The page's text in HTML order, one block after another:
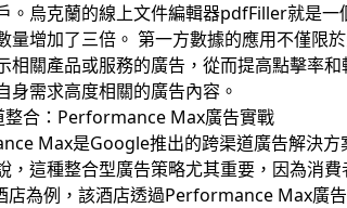
。烏克蘭的線上文件編輯器pdfFiller就是
量增加了三倍。 第一方數據的應用不僅限
相關產品或服務的廣告，從而提高點擊率
身需求高度相關的廣告內容。
整合：Performance Max廣告實戰
Max是Google推出的跨渠道廣告解決方
，這種整合型廣告策略尤其重要，因為消
為例，該酒店透過Performance Max廣